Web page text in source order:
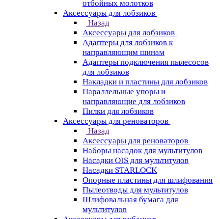
отбойных молотков
Аксессуары для лобзиков
Назад
Аксессуары для лобзиков
Адаптеры для лобзиков к
направляющим шинам
Адаптеры подключения пылесосов
для лобзиков
Накладки и пластины для лобзиков
Параллельные упоры и
направляющие для лобзиков
Пилки для лобзиков
Аксессуары для реноваторов
Назад
Аксессуары для реноваторов
Наборы насадок для мультитулов
Насадки OIS для мультитулов
Насадки STARLOCK
Опорные пластины для шлифования
Пылеотводы для мультитулов
Шлифовальная бумага для
мультитулов